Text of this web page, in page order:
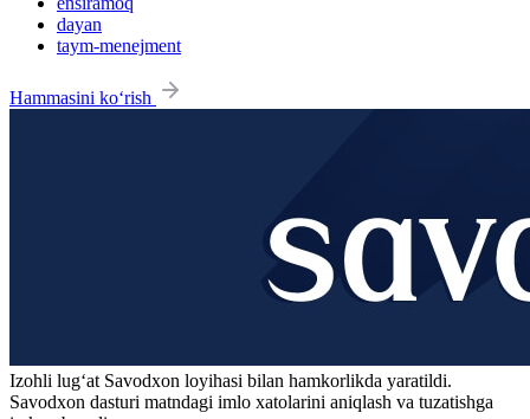
dayan
taym-menejment
Hammasini ko‘rish
Izohli lugʻat Savodxon loyihasi bilan hamkorlikda yaratildi.
Savodxon dasturi matndagi imlo xatolarini aniqlash va tuzatishga